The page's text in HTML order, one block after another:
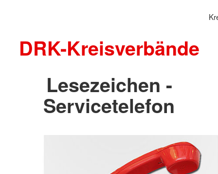
DRK-Kreisverbände
Lesezeichen -
Servicetelefon